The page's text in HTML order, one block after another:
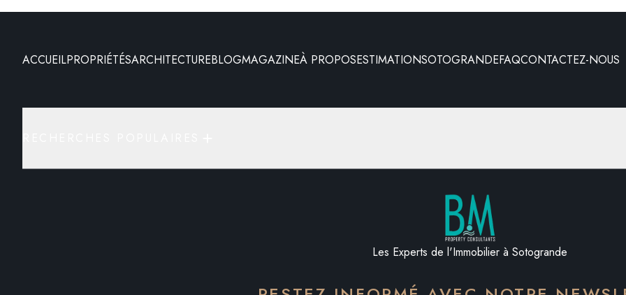
ACCUEILPROPRIÉTÉSARCHITECTUREBLOGMAGAZINEÀ PROPOSESTIMATIONSOTOGRANDEFAQCONTACTEZ-NOUS
Les Experts de l'Immobilier à Sotogrande